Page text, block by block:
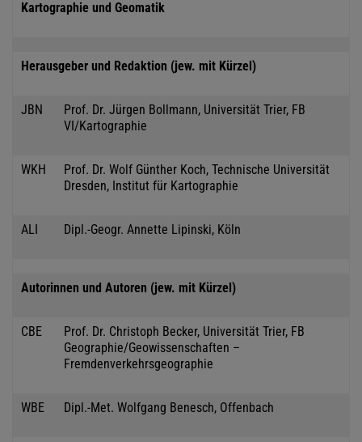
Kartographie und Geomatik
Herausgeber und Redaktion (jew. mit Kürzel)
JBN
Prof. Dr. Jürgen Bollmann, Universität Trier, FB
VI/Kartographie
WKH
Prof. Dr. Wolf Günther Koch, Technische Universität
Dresden, Institut für Kartographie
ALI Dipl.-Geogr. Annette Lipinski, Köln
Autorinnen und Autoren (jew. mit Kürzel)
CBE
Prof. Dr. Christoph Becker, Universität Trier, FB
Geographie/Geowissenschaften –
Fremdenverkehrsgeographie
WBE Dipl.-Met. Wolfgang Benesch, Offenbach